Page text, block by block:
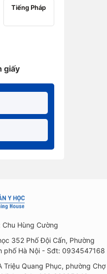
Tiếng Pháp
giấy
Chu Hùng Cường
352 Phố Đội Cấn, Phường
phố Hà Nội - Sđt: 0934547168
Triệu Quang Phục, phường Chợ